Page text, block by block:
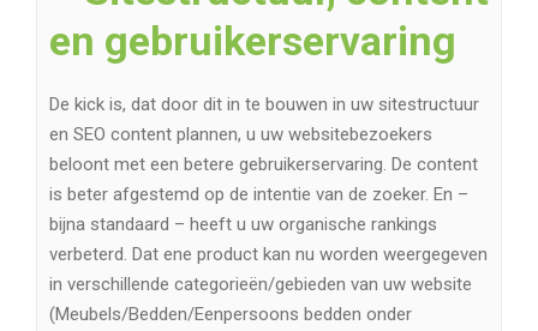
en gebruikerservaring
De kick is, dat door dit in te bouwen in uw sitestructuur
en SEO content plannen, u uw websitebezoekers
beloont met een betere gebruikerservaring. De content
is beter afgestemd op de intentie van de zoeker. En –
bijna standaard – heeft u uw organische rankings
verbeterd. Dat ene product kan nu worden weergegeven
in verschillende categorieën/gebieden van uw website
(Meubels/Bedden/Eenpersoons bedden onder